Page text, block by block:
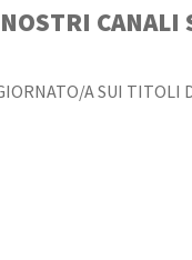
CANALI
A SUI TITOLI